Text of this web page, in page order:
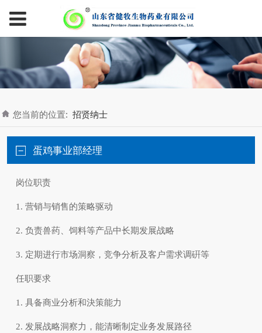
您当前的位置: 招贤纳士
蛋鸡事业部经理
岗位职责
1. 营销与销售的策略驱动
2. 负责兽药、饲料等产品中长期发展战略
3. 定期进行市场洞察，竞争分析及客户需求调硏等
任职要求
1. 具备商业分析和決策能力
2. 发展战略洞察力，能清晰制定业务发展路径